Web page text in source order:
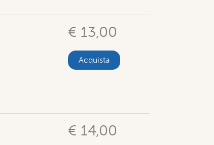
€ 13,00
Acquista
€ 14,00